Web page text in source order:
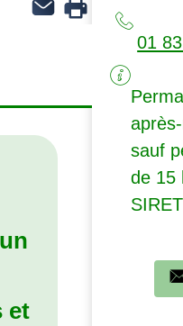
et
01
sauf
de 15
SIRET